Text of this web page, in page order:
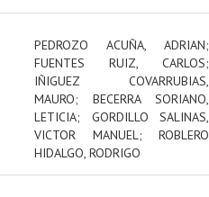
PEDROZO ACUÑA, ADRIAN;
FUENTES RUIZ, CARLOS;
IÑIGUEZ COVARRUBIAS,
MAURO; BECERRA SORIANO,
LETICIA; GORDILLO SALINAS,
VICTOR MANUEL; ROBLERO
HIDALGO, RODRIGO